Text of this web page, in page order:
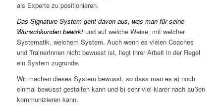
als Experte zu positionieren.
Das Signature System geht davon aus, was man für seine
Wunschkunden bewirktund auf welche Weise, mit welcher
Systematik, welchem System. Auch wenn es vielen Coaches
und TrainerInnen nicht bewusst ist, liegt ihrer Arbeit in der Regel
ein System zugrunde.
Wir machen dieses System bewusst, so dass man es a) noch
einmal bewusst gestalten kann und b) sehr viel klarer nach außen
kommunizieren kann.